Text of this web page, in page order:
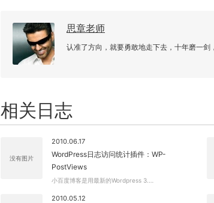
思章老师
认准了方向，就要勇敢地走下去，十年磨一剑
相关日志
没有图片
2010.06.17
WordPress日志访问统计插件：WP-
PostViews
小百度博客是用最新的Wordpress 3.…
2010.05.12